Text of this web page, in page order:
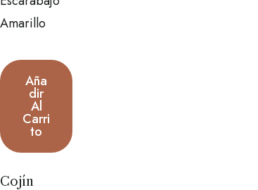
Aña
Dir
Al
Carri
To
Cojín